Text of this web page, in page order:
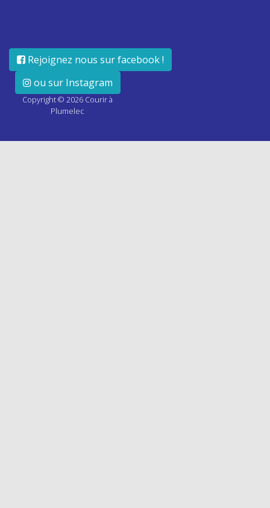
Rejoignez nous sur facebook !
ou sur Instagram
Copyright © 2026 Courir à
Plumelec